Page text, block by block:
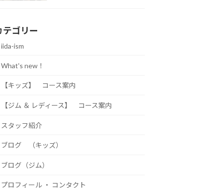
テゴリー
iida-ism
What's new！
【キッズ】 コース案内
【ジム ＆ レディース】 コース案内
スタッフ紹介
ブログ （キッズ）
ブログ（ジム）
プロフィール ・ コンタクト